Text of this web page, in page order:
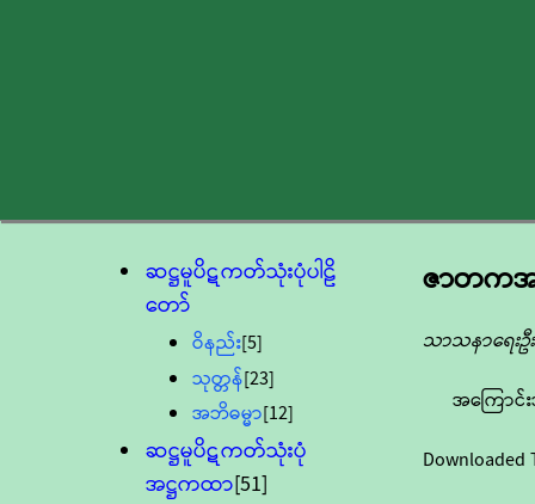
ဆဋ္ဌမူပိဋကတ်သုံးပုံပါဠိ
တော်
ဝိနည်း[5]
သုတ္တန်[23]
အဘိဓမ္မာ[12]
ဆဋ္ဌမူပိဋကတ်သုံးပုံ
အဋ္ဌကထာ[51]
ဇာတကအ
သာသနာရေးဦ
အကြောင်
Downloaded